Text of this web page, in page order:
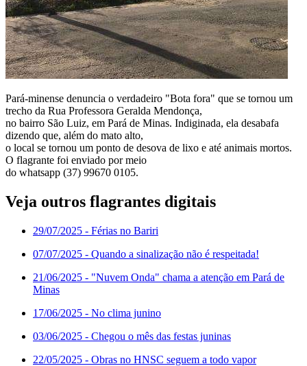
Pará-minense denuncia o verdadeiro "Bota fora" que se tornou um
trecho da Rua Professora Geralda Mendonça,
no bairro São Luiz, em Pará de Minas. Indiginada, ela desabafa
dizendo que, além do mato alto,
o local se tornou um ponto de desova de lixo e até animais mortos.
O flagrante foi enviado por meio
do whatsapp (37) 99670 0105.
Veja outros flagrantes digitais
29/07/2025 - Férias no Bariri
07/07/2025 - Quando a sinalização não é respeitada!
21/06/2025 - "Nuvem Onda" chama a atenção em Pará de
Minas
17/06/2025 - No clima junino
03/06/2025 - Chegou o mês das festas juninas
22/05/2025 - Obras no HNSC seguem a todo vapor